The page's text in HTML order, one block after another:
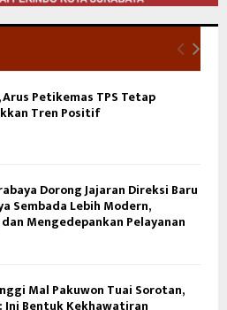
Arus Petikemas TPS Tetap
Tren Positif
Dorong Jajaran Direksi Baru
Sembada Lebih Modern,
Mengedepankan Pelayanan
Mal Pakuwon Tuai Sorotan,
Ini Bentuk Kekhawatiran